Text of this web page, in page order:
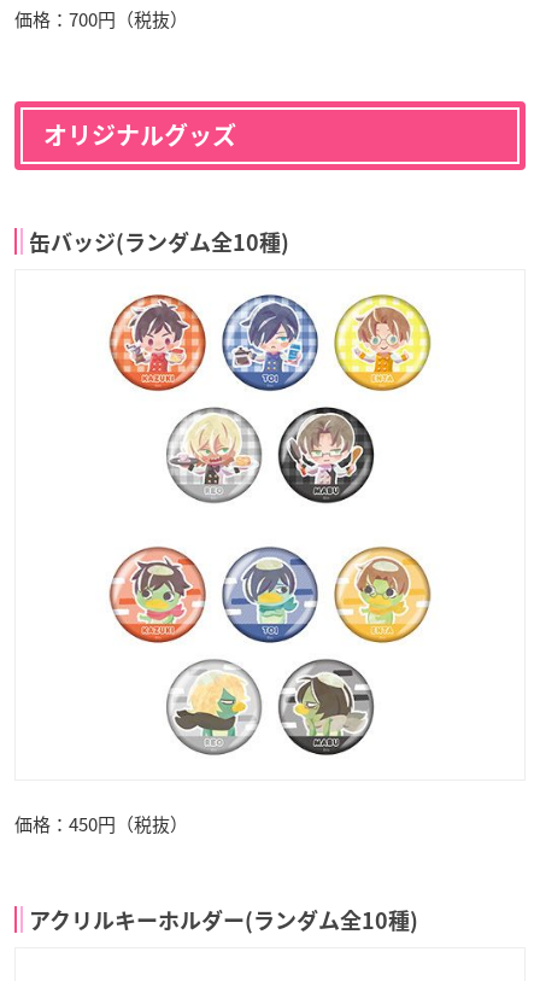
価格：700円（税抜）
オリジナルグッズ
缶バッジ(ランダム全10種)
価格：450円（税抜）
アクリルキーホルダー(ランダム全10種)